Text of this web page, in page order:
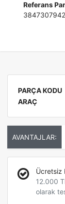
Referans
PARÇA KODU
ARAÇ
AVANTAJLAR:
Ücretsiz
12.000
olarak